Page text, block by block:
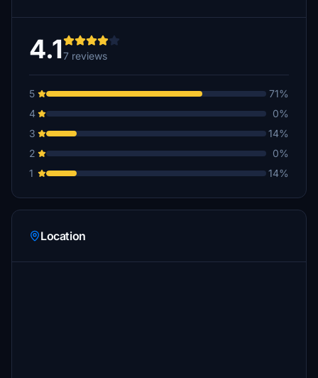
4.17 reviews
5
71%
4
0%
3
14%
2
0%
1
14%
Location